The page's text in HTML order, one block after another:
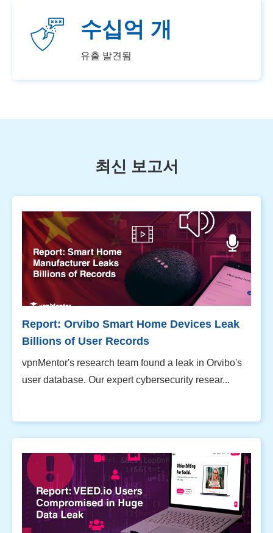
수십억 개
유출 발견됨
최신 보고서
Report: Orvibo Smart Home Devices Leak
Billions of User Records
vpnMentor's research team found a leak in Orvibo's
user database. Our expert cybersecurity resear...